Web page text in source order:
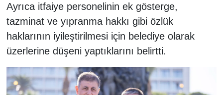
Ayrıca itfaiye personelinin ek gösterge,
tazminat ve yıpranma hakkı gibi özlük
haklarının iyileştirilmesi için belediye olarak
üzerlerine düşeni yaptıklarını belirtti.